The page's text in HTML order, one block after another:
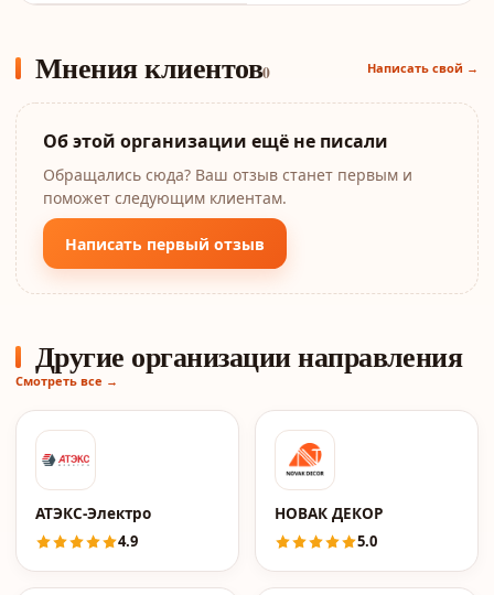
Мнения клиентов0 Написать свой →
Об этой организации ещё не писали
Обращались сюда? Ваш отзыв станет первым и
поможет следующим клиентам.
Написать первый отзыв
Другие организации направления
Смотреть все →
АТЭКС-Электро
4.9
НОВАК ДЕКОР
5.0